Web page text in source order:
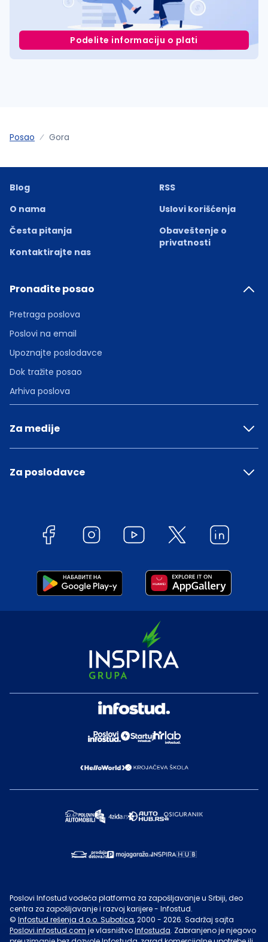
Podelite informaciju o plati
Posao Gora
Blog
O nama
Česta pitanja
Kontaktirajte nas
RSS
Uslovi korišćenja
Obaveštenje o
privatnosti
Pronađite posao
Pretraga poslova
Poslovi na email
Upoznajte poslodavce
Dok tražite posao
Arhiva poslova
Za medije
Za poslodavce
Poslovi Infostud vodeća platforma za zapošljavanje u Srbiji, deo
centra za zapošljavanje i razvoj karijere - Infostud.
© Infostud rešenja d.o.o. Subotica, 2000 - 2026. Sadržaj sajta
Poslovi.infostud.com je vlasništvoInfostuda. Zabranjeno je njegovo